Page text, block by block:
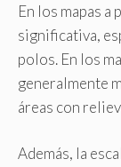
En los mapas
significativa,
polos. En los
generalmente
áreas con
Además, la